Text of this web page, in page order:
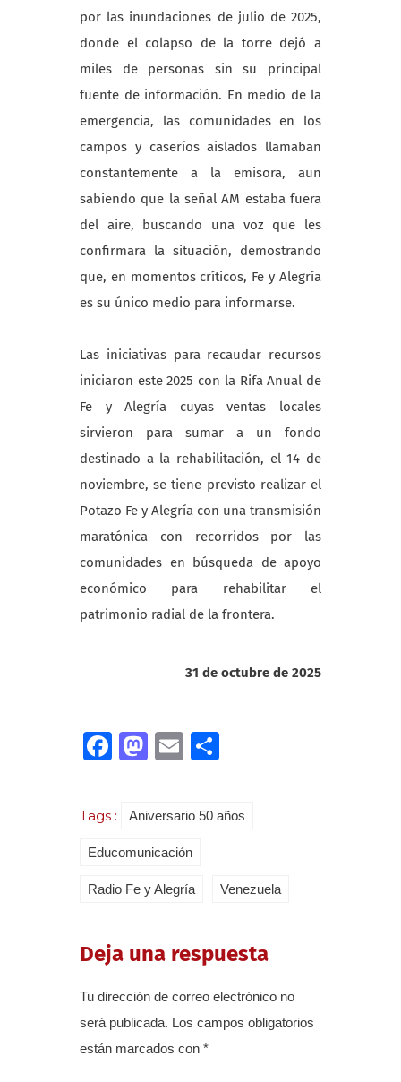
por las inundaciones de julio de 2025,
donde el colapso de la torre dejó a
miles de personas sin su principal
fuente de información. En medio de la
emergencia, las comunidades en los
campos y caseríos aislados llamaban
constantemente a la emisora, aun
sabiendo que la señal AM estaba fuera
del aire, buscando una voz que les
confirmara la situación, demostrando
que, en momentos críticos, Fe y Alegría
es su único medio para informarse.
Las iniciativas para recaudar recursos
iniciaron este 2025 con la Rifa Anual de
Fe y Alegría cuyas ventas locales
sirvieron para sumar a un fondo
destinado a la rehabilitación, el 14 de
noviembre, se tiene previsto realizar el
Potazo Fe y Alegría con una transmisión
maratónica con recorridos por las
comunidades en búsqueda de apoyo
económico para rehabilitar el
patrimonio radial de la frontera.
31 de octubre de 2025
FacebookMastodon
Email
Tags : Aniversario 50 años
Educomunicación
Radio Fe y Alegría Venezuela
Deja una respuesta
Tu dirección de correo electrónico no
será publicada. Los campos obligatorios
están marcados con *